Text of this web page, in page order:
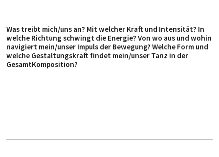
Was treibt mich/uns an? Mit welcher Kraft und Intensität? In
welche Richtung schwingt die Energie? Von wo aus und wohin
navigiert mein/unser Impuls der Bewegung? Welche Form und
welche Gestaltungskraft findet mein/unser Tanz in der
GesamtKomposition?